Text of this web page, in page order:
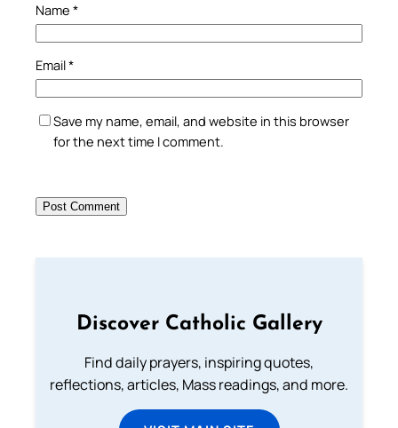
Name *
Email*
Save my name, email, and website in this browser
for the next time I comment.
Discover Catholic Gallery
Find daily prayers, inspiring quotes,
reflections, articles, Mass readings, and more.